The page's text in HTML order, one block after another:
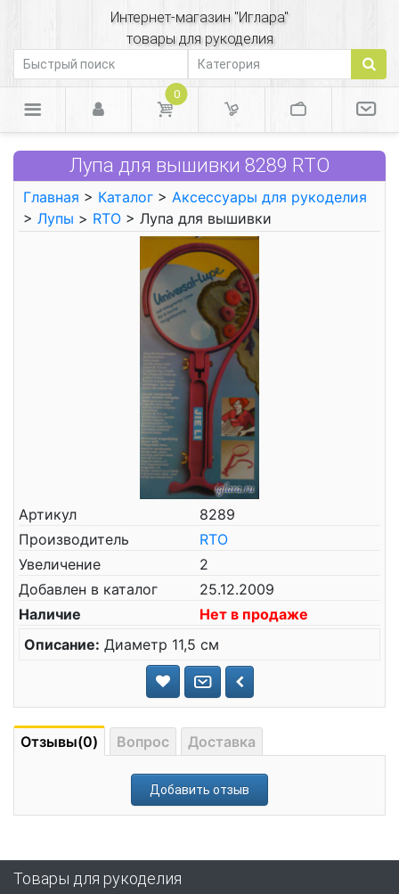
Интернет-магазин "Иглара"
товары для рукоделия
0
Лупа для вышивки 8289 RTO
Главная > Каталог > Аксессуары для рукоделия
> Лупы > RTO > Лупа для вышивки
Артикул
8289
Производитель
RTO
Увеличение
2
Добавлен в каталог
25.12.2009
Наличие
Нет в продаже
Описание: Диаметр 11,5 см
Отзывы(0) Вопрос Доставка
Добавить отзыв
Товары для рукоделия